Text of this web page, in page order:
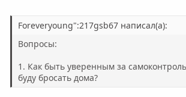
л л
Foreveryoung":217gsb67 написал(а):
Вопросы:
1. Как быть уверенным за
буду бросать дома?